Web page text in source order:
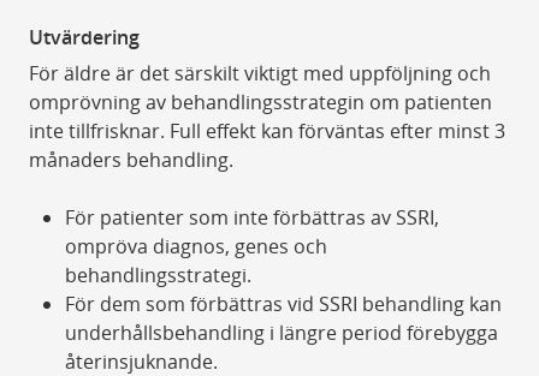
Utvärdering
För äldre är det särskilt viktigt med uppföljning och
omprövning av behandlingsstrategin om patienten
inte tillfrisknar. Full effekt kan förväntas efter minst 3
månaders behandling.
För patienter som inte förbättras av SSRI,
ompröva diagnos, genes och
behandlingsstrategi.
För dem som förbättras vid SSRI behandling kan
underhållsbehandling i längre period förebygga
återinsjuknande.